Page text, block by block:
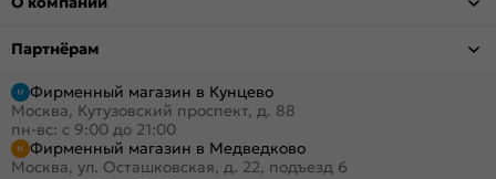
Партнёрам
Фирменный магазин в Кунцево
Москва, Кутузовский проспект, д. 88
пн-вс: с 9:00 до 21:00
Фирменный магазин в Медведково
Москва, ул. Осташковская, д. 22, подъезд 6